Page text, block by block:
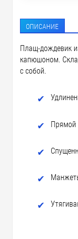
ОПИСАНИЕ
Плащ-дождевик
капюшоном.
с собой.
Прямой